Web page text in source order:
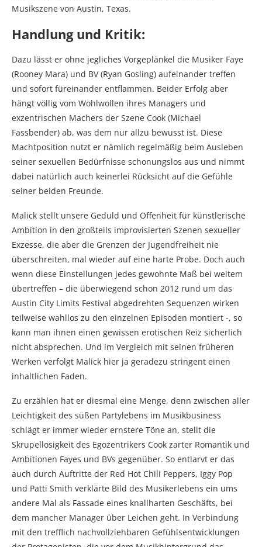
Musikszene von Austin, Texas.
Handlung und Kritik:
Dazu lässt er ohne jegliches Vorgeplänkel die Musiker Faye
(Rooney Mara) und BV (Ryan Gosling) aufeinander treffen
und sofort füreinander entflammen. Beider Erfolg aber
hängt völlig vom Wohlwollen ihres Managers und
exzentrischen Machers der Szene Cook (Michael
Fassbender) ab, was dem nur allzu bewusst ist. Diese
Machtposition nutzt er nämlich regelmäßig beim Ausleben
seiner sexuellen Bedürfnisse schonungslos aus und nimmt
dabei natürlich auch keinerlei Rücksicht auf die Gefühle
seiner beiden Freunde.
Malick stellt unsere Geduld und Offenheit für künstlerische
Ambition in den großteils improvisierten Szenen sexueller
Exzesse, die aber die Grenzen der Jugendfreiheit nie
überschreiten, mal wieder auf eine harte Probe. Doch auch
wenn diese Einstellungen jedes gewohnte Maß bei weitem
übertreffen – die überwiegend schon 2012 rund um das
Austin City Limits Festival abgedrehten Sequenzen wirken
teilweise wahllos zu den einzelnen Episoden montiert -, so
kann man ihnen einen gewissen erotischen Reiz sicherlich
nicht absprechen. Und im Vergleich mit seinen früheren
Werken verfolgt Malick hier ja geradezu stringent einen
inhaltlichen Faden.
Zu erzählen hat er diesmal eine Menge, denn zwischen aller
Leichtigkeit des süßen Partylebens im Musikbusiness
schlägt er immer wieder ernstere Töne an, stellt die
Skrupellosigkeit des Egozentrikers Cook zarter Romantik und
Ambitionen Fayes und BVs gegenüber. So entlarvt er das
auch durch Auftritte der Red Hot Chili Peppers, Iggy Pop
und Patti Smith verklärte Bild des Musikerlebens ein ums
andere Mal als Fassade eines knallharten Geschäfts, bei
dem mancher Manager über Leichen geht. In Verbindung
mit den trefflich nachvollziehbaren Gefühlsentwicklungen